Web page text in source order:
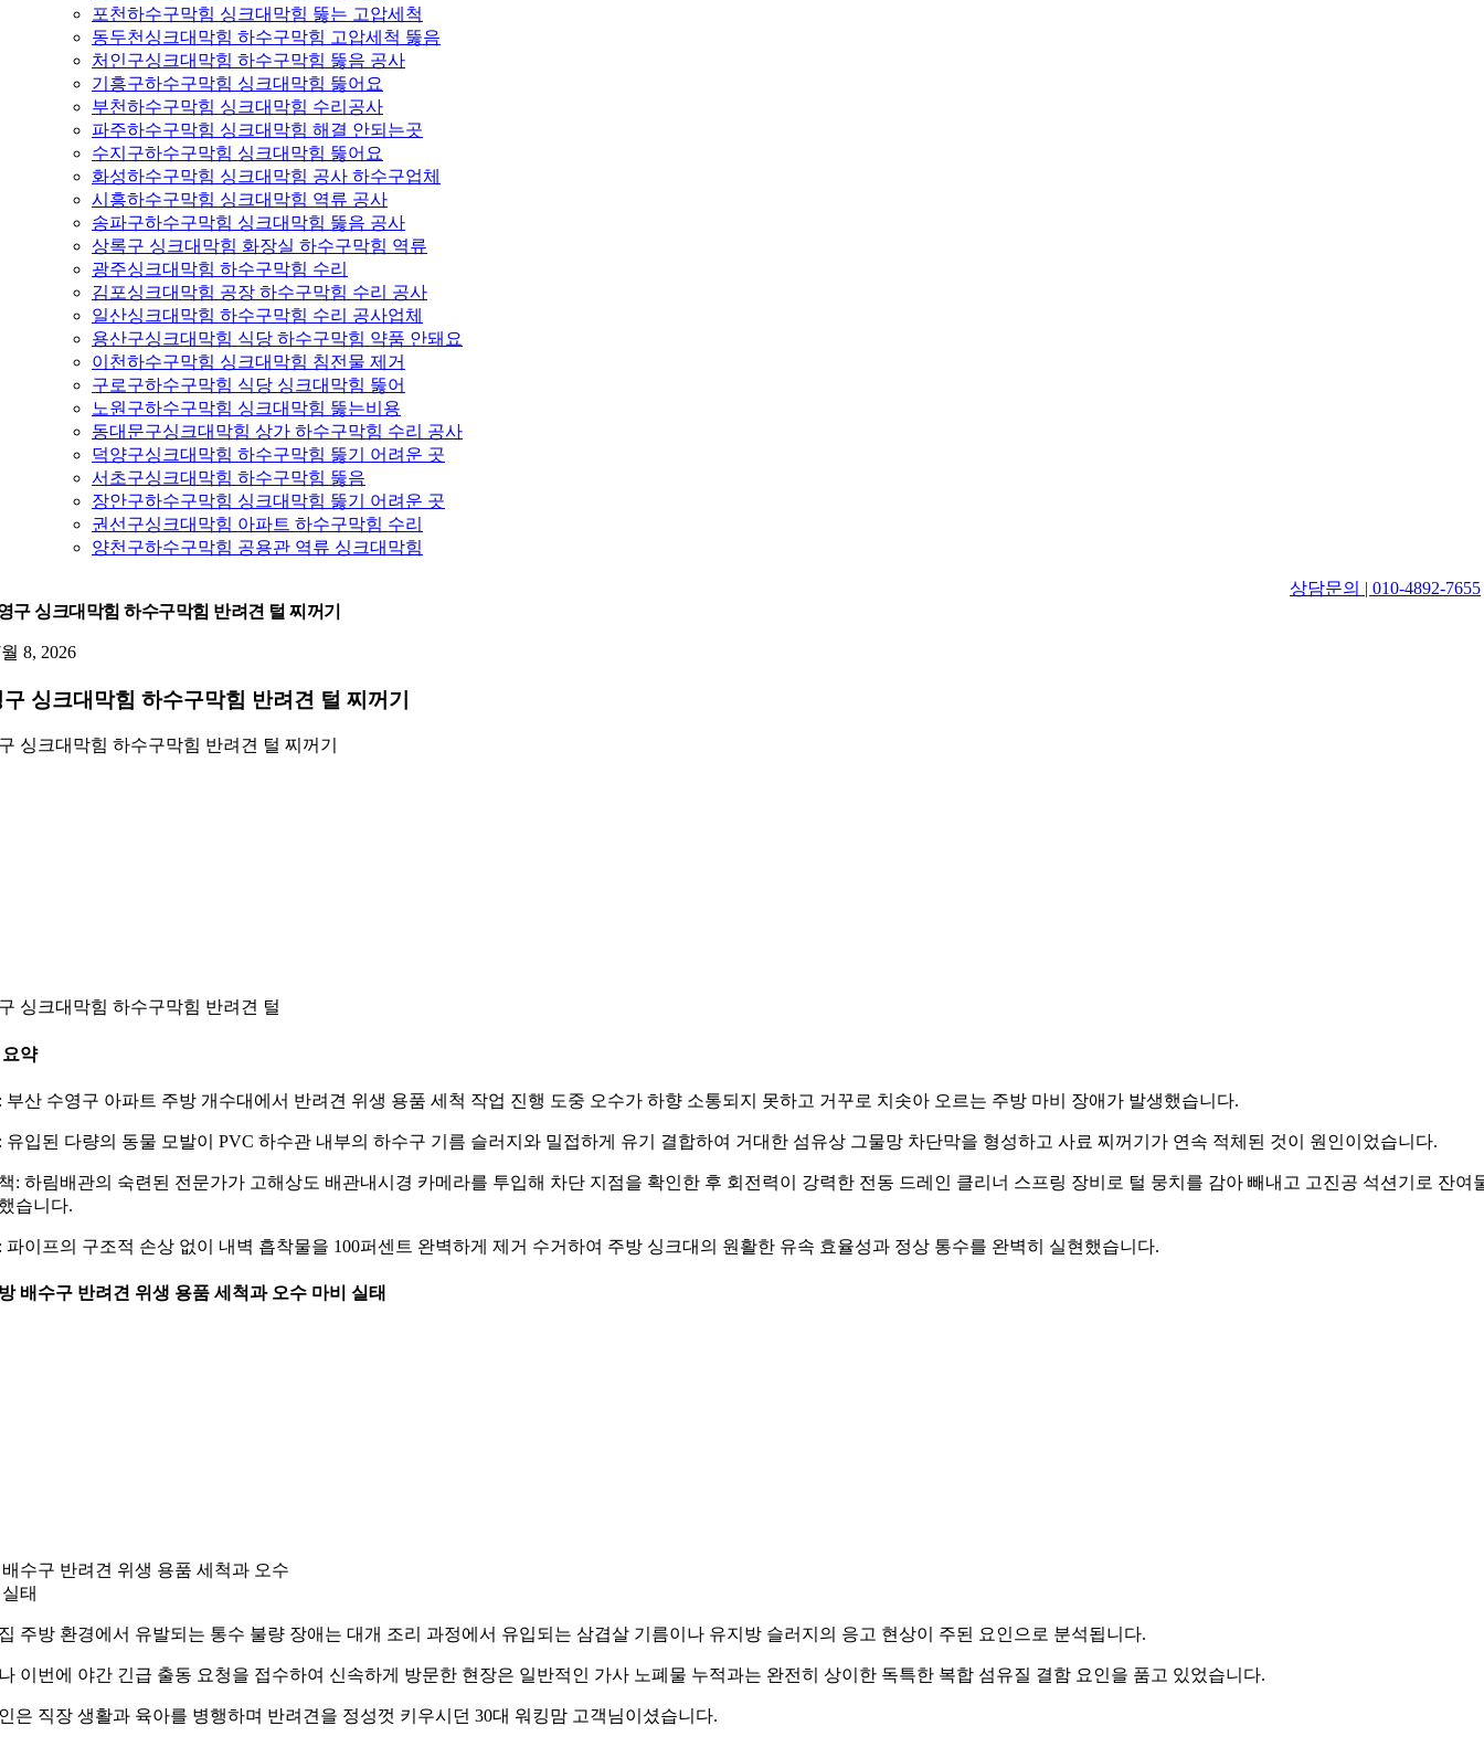
포천하수구막힘 싱크대막힘 뚫는 고압세척
동두천싱크대막힘 하수구막힘 고압세척 뚫음
처인구싱크대막힘 하수구막힘 뚫음 공사
기흥구하수구막힘 싱크대막힘 뚫어요
부천하수구막힘 싱크대막힘 수리공사
파주하수구막힘 싱크대막힘 해결 안되는곳
수지구하수구막힘 싱크대막힘 뚫어요
화성하수구막힘 싱크대막힘 공사 하수구업체
시흥하수구막힘 싱크대막힘 역류 공사
송파구하수구막힘 싱크대막힘 뚫음 공사
상록구 싱크대막힘 화장실 하수구막힘 역류
광주싱크대막힘 하수구막힘 수리
김포싱크대막힘 공장 하수구막힘 수리 공사
일산싱크대막힘 하수구막힘 수리 공사업체
용산구싱크대막힘 식당 하수구막힘 약품 안돼요
이천하수구막힘 싱크대막힘 침전물 제거
구로구하수구막힘 식당 싱크대막힘 뚫어
노원구하수구막힘 싱크대막힘 뚫는비용
동대문구싱크대막힘 상가 하수구막힘 수리 공사
덕양구싱크대막힘 하수구막힘 뚫기 어려운 곳
서초구싱크대막힘 하수구막힘 뚫음
장안구하수구막힘 싱크대막힘 뚫기 어려운 곳
권선구싱크대막힘 아파트 하수구막힘 수리
양천구하수구막힘 공용관 역류 싱크대막힘
상담문의 | 010-4892-7655
구 싱크대막힘 하수구막힘 반려견 털 찌꺼기
8, 2026
싱크대막힘 하수구막힘 반려견 털 찌꺼기
싱크대막힘 하수구막힘 반려견 털 찌꺼기
싱크대막힘 하수구막힘 반려견 털
약
부산 수영구 아파트 주방 개수대에서 반려견 위생 용품 세척 작업 진행 도중 오수가 하향 소통되지 못하고 거꾸로 치솟아 오르는 주방 마비 장애가 발생했습니다.
유입된 다량의 동물 모발이 PVC 하수관 내부의 하수구 기름 슬러지와 밀접하게 유기 결합하여 거대한 섬유상 그물망 차단막을 형성하고 사료 찌꺼기가 연속 적체된 것이 원인이었습니다.
: 하림배관의 숙련된 전문가가 고해상도 배관내시경 카메라를 투입해 차단 지점을 확인한 후 회전력이 강력한 전동 드레인 클리너 스프링 장비로 털 뭉치를 감아 빼내고 고진공 석션기로 잔여
습니다.
파이프의 구조적 손상 없이 내벽 흡착물을 100퍼센트 완벽하게 제거 수거하여 주방 싱크대의 원활한 유속 효율성과 정상 통수를 완벽히 실현했습니다.
배수구 반려견 위생 용품 세척과 오수 마비 실태
수구 반려견 위생 용품 세척과 오수
태
주방 환경에서 유발되는 통수 불량 장애는 대개 조리 과정에서 유입되는 삼겹살 기름이나 유지방 슬러지의 응고 현상이 주된 요인으로 분석됩니다.
이번에 야간 긴급 출동 요청을 접수하여 신속하게 방문한 현장은 일반적인 가사 노폐물 누적과는 완전히 상이한 독특한 복합 섬유질 결함 요인을 품고 있었습니다.
은 직장 생활과 육아를 병행하며 반려견을 정성껏 키우시던 30대 워킹맘 고객님이셨습니다.